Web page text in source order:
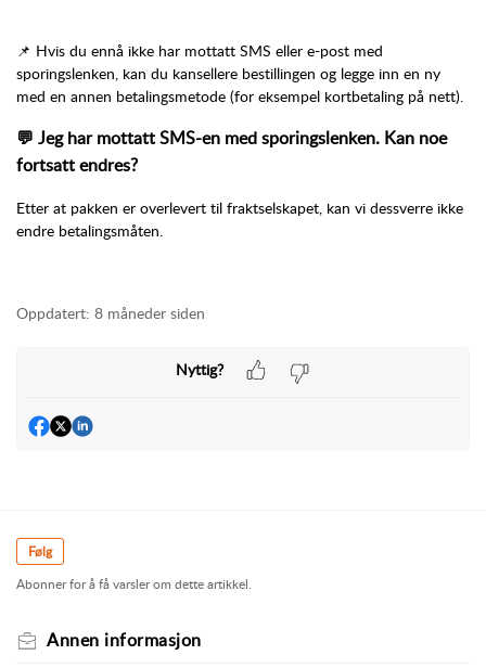
📌 Hvis du ennå ikke har mottatt SMS eller e-post med
sporingslenken, kan du kansellere bestillingen og legge inn en ny
med en annen betalingsmetode (for eksempel kortbetaling på nett).
💬 Jeg har mottatt SMS-en med sporingslenken. Kan noe
fortsatt endres?
Etter at pakken er overlevert til fraktselskapet, kan vi dessverre ikke
endre betalingsmåten.
Oppdatert: 8 måneder siden
Nyttig?
Følg
Abonner for å få varsler om dette artikkel.
Annen informasjon